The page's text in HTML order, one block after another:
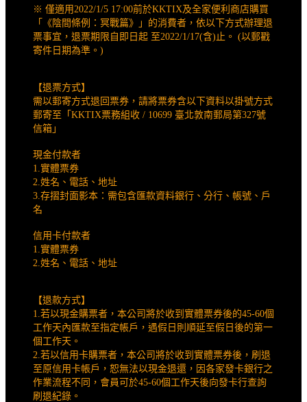
※ 僅適用2022/1/5 17:00前於KKTIX及全家便利商店購買
「《陰間條例：冥戰篇》」的消費者，依以下方式辦理退
票事宜，退票期限自即日起 至2022/1/17(含)止。 (以郵戳
寄件日期為準。)
【退票方式】
需以郵寄方式退回票券，請將票券含以下資料以掛號方式
郵寄至「KKTIX票務組收 / 10699 臺北敦南郵局第327號
信箱」
現金付款者
1.實體票券
2.姓名、電話、地址
3.存摺封面影本：需包含匯款資料銀行、分行、帳號、戶
名
信用卡付款者
1.實體票券
2.姓名、電話、地址
【退款方式】
1.若以現金購票者，本公司將於收到實體票券後的45-60個
工作天內匯款至指定帳戶，遇假日則順延至假日後的第一
個工作天。
2.若以信用卡購票者，本公司將於收到實體票券後，刷退
至原信用卡帳戶，恕無法以現金退還，因各家發卡銀行之
作業流程不同，會員可於45-60個工作天後向發卡行查詢
刷退紀錄。